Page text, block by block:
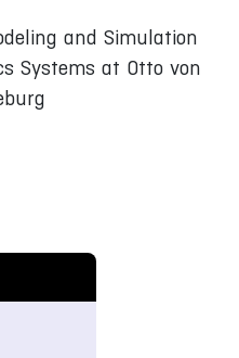
and Simulation
Systems at Otto von